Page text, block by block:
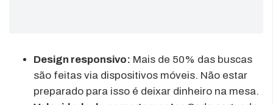
Design responsivo: Mais de 50% das buscas
são feitas via dispositivos móveis. Não estar
preparado para isso é deixar dinheiro na mesa.